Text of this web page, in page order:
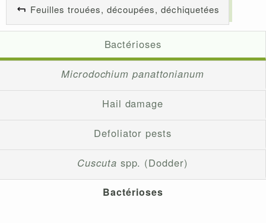
Feuilles trouées, découpées, déchiquetées
Bactérioses
Microdochium panattonianum
Hail damage
Defoliator pests
Cuscuta spp. (Dodder)
Bactérioses